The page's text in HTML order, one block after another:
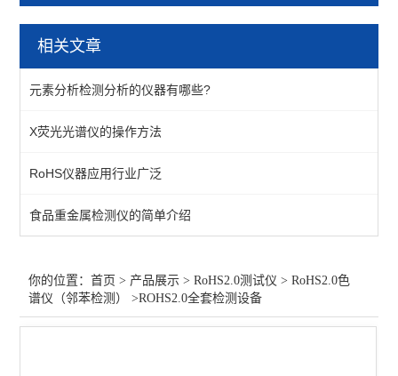
RoHS2.0测试仪
查看全部 >>
相关文章
元素分析检测分析的仪器有哪些?
X荧光光谱仪的操作方法
RoHS仪器应用行业广泛
食品重金属检测仪的简单介绍
你的位置：首页 > 产品展示 >RoHS2.0测试仪 >RoHS2.0色
谱仪（邻苯检测）
>ROHS2.0全套检测设备